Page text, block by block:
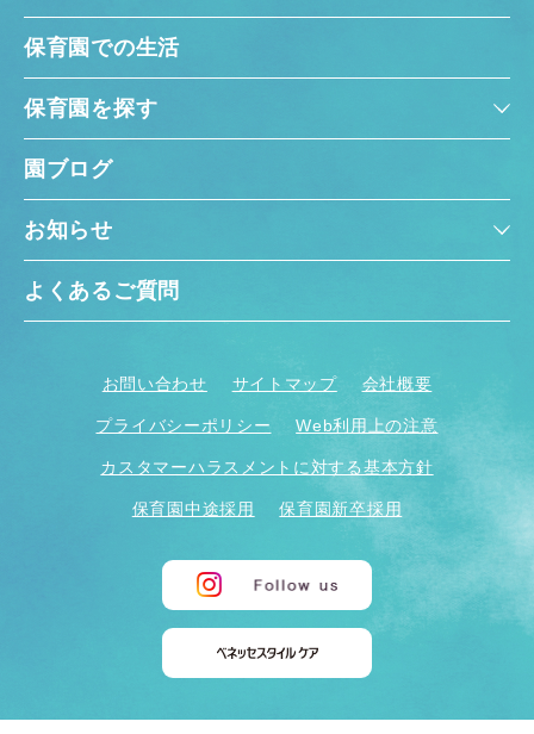
保育園での生活
保育園を探す
園ブログ
お知らせ
よくあるご質問
お問い合わせ サイトマップ 会社概要
プライバシーポリシー Web利用上の注意
カスタマーハラスメントに対する基本方針
保育園中途採用 保育園新卒採用